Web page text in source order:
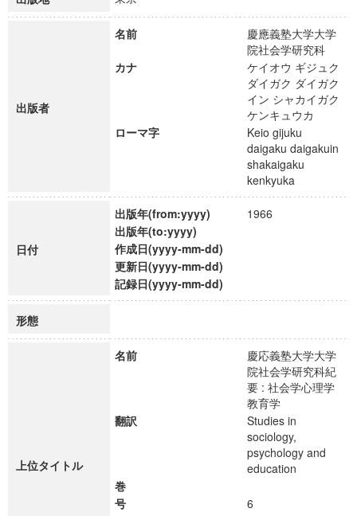
出版者
名前
慶應義塾大学大学
院社会学研究科
カナ
ケイオウ ギジュク
ダイガク ダイガク
イン シャカイガク
ケンキュウカ
ローマ字
Keio gijuku
daigaku daigakuin
shakaigaku
kenkyuka
日付
出版年(from:yyyy)
1966
出版年(to:yyyy)
作成日(yyyy-mm-dd)
更新日(yyyy-mm-dd)
記録日(yyyy-mm-dd)
形態
上位タイトル
名前
慶応義塾大学大学
院社会学研究科紀
要 : 社会学心理学
教育学
翻訳
Studies in
sociology,
psychology and
education
巻
号
6